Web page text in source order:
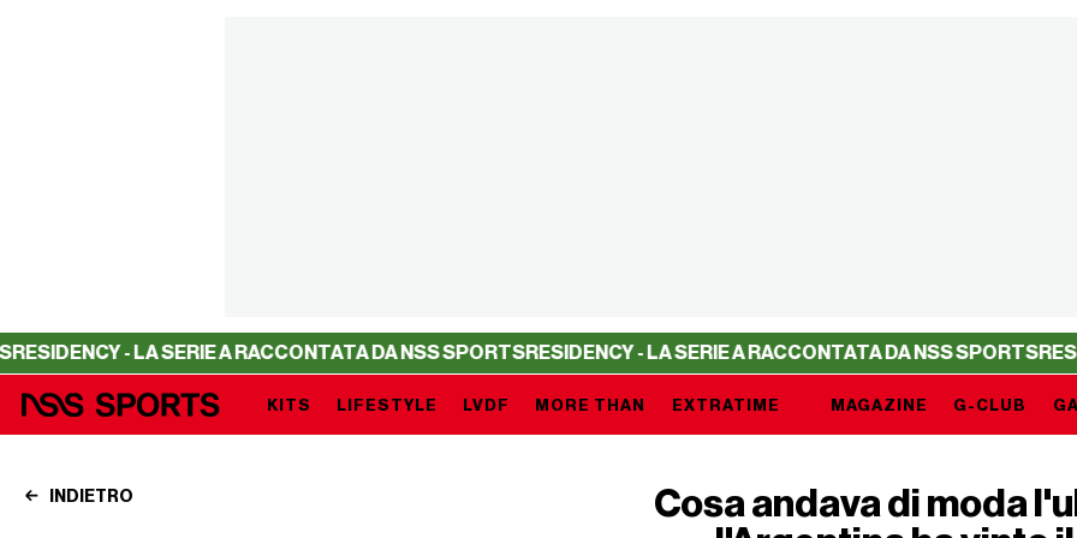
- LA SERIE A RACCONTATA DA NSS SPORTSRESIDENCY - LA SERIE A RACCONTATA DA NSS SPORTSRESIDENCY -
EXTRATIME
KITS LIFESTYLE LVDF MORE THAN MAGAZINE G-CLUB
INDIETRO
Cosa andava di moda